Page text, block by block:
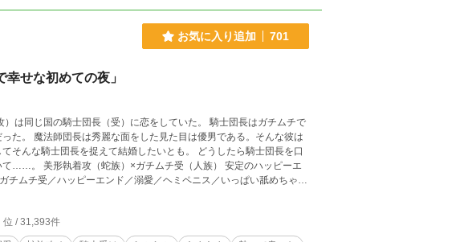
お気に入り追加 701
せな初めての夜」
は同じ国の騎士団長（受）に恋をしていた。 騎士団長はガチムチで
た。 魔法師団長は秀麗な面をした見た目は優男である。そんな彼は
そんな騎士団長を捉えて結婚したいとも。 どうしたら騎士団長を口
のハッピーエ
位 / 31,393件